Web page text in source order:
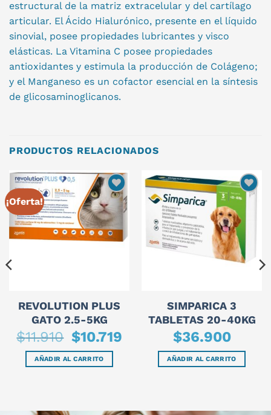
estructural de la matriz extracelular y del cartílago
articular. El Ácido Hialurónico, presente en el líquido
sinovial, posee propiedades lubricantes y visco
elásticas. La Vitamina C posee propiedades
antioxidantes y estimula la producción de Colágeno;
y el Manganeso es un cofactor esencial en la síntesis
de glicosaminoglicanos.
PRODUCTOS RELACIONADOS
¡Oferta!
REVOLUTION PLUS
GATO 2.5-5KG
$11.910
El
precio
era:
$11.910.
$10.719El
precio
AÑADIR AL CARRITO
SIMPARICA 3
TABLETAS 20-40KG
$36.900
AÑADIR AL CARRITO